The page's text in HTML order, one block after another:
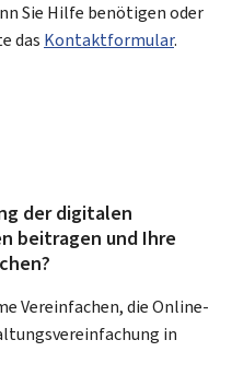
Sie Hilfe benötigen oder
das Kontaktformular.
der digitalen
beitragen und Ihre
Vereinfachen, die Online-
in